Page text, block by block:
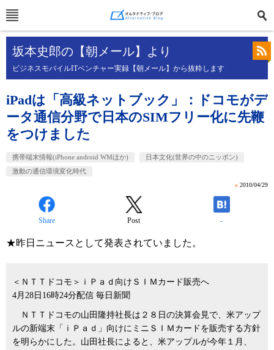
坂本史郎の【朝メール】より
ビジネスモバイルITベンチャー実録【朝メール】から抜粋します
iPadは「高級ネットブック」：ドコモがデ
ータ通信分野で日本のSIMフリー化に先鞭
をつけました
携帯端末情報(iPhone android WMほか)
日本文化(世界の中のニッポン)
激動の通信環境変化時代
» 2010/04/29
Share Post -
★昨日ニュースとして発表されていました。
＜ＮＴＴドコモ＞ｉＰａｄ向けＳＩＭカード販売へ
4月28日16時24分配信 毎日新聞
ＮＴＴドコモの山田隆持社長は２８日の決算会見で、米アップ
ルの新端末「ｉＰａｄ」向けにミニＳＩＭカードを販売する方針
を明らかにした。山田社長によると、米アップルが今年１月、